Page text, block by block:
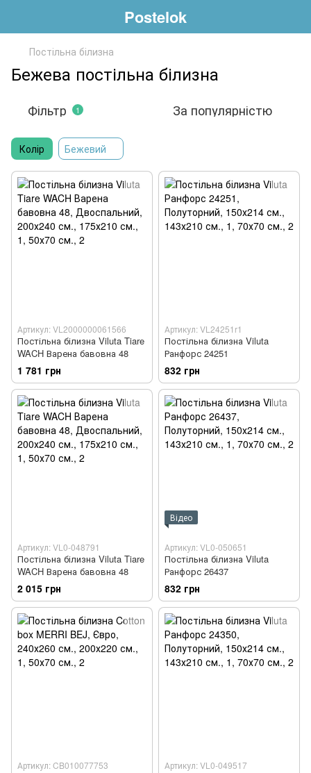
Postelok
Постільна білизна
Бежева постільна білизна
Фільтр 1 За популярністю
Колір Бежевий
Артикул: VL2000000061566
Постільна білизна Viluta Tiare
WACH Варена бавовна 48
1 781 грн
Артикул: VL24251r1
Постільна білизна Viluta
Ранфорс 24251
832 грн
Артикул: VL0-048791
Постільна білизна Viluta Tiare
WACH Варена бавовна 48
2 015 грн
Відео
Артикул: VL0-050651
Постільна білизна Viluta
Ранфорс 26437
832 грн
Артикул: CB010077753 Артикул: VL0-049517